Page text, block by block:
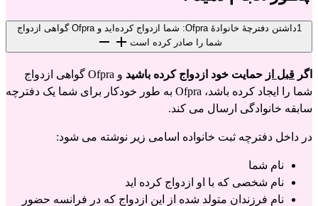
1
داشتن دفترچهٔ خانوادهٔ Ofpra: شما ازدواج کرده‌اید و Ofpra گواهی ازدواج
شما را صادر کرده است
اگر قبل از حمایت خود ازدواج کرده باشید
و Ofpra گواهی ازدواج
شما را ایجاد کرده باشد، Ofpra به طور خودکار برای شما یک دفترچه
سابقه خانوادگی ارسال می کند.
در داخل دفترچه ثبت خانواده اسامی زیر نوشته می شود:
نام شما
نام شخصی که با او ازدواج کرده اید
نام فرزندان متولد شده از این ازدواج که در فرانسه حضور